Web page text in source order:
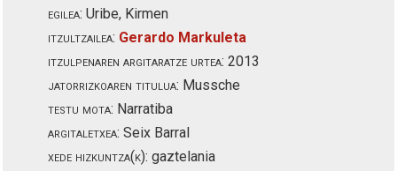
egilea: Uribe, Kirmen
itzultzailea: Gerardo Markuleta
itzulpenaren argitaratze urtea: 2013
jatorrizkoaren titulua: Mussche
testu mota: Narratiba
argitaletxea: Seix Barral
xede hizkuntza(k): gaztelania